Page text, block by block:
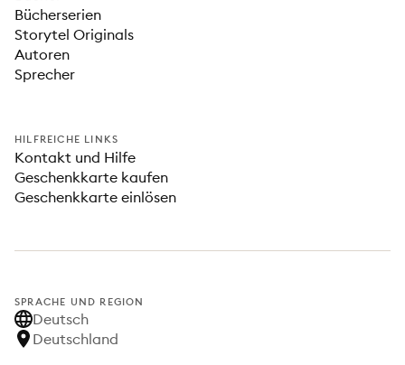
Bücherserien
Storytel Originals
Autoren
Sprecher
HILFREICHE LINKS
Kontakt und Hilfe
Geschenkkarte kaufen
Geschenkkarte einlösen
SPRACHE UND REGION
Deutsch
Deutschland